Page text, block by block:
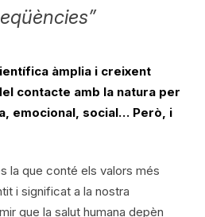
àmplia i creixent
contacte amb la natura per
emocional, social… Però, i
la que conté els valors més
i significat a la nostra
que la salut humana depèn